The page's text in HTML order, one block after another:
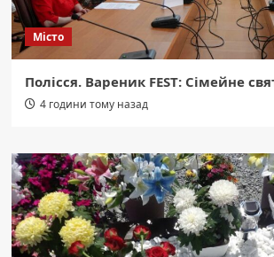
Місто
Полісся. Вареник FEST: Сімейне
4 години тому назад